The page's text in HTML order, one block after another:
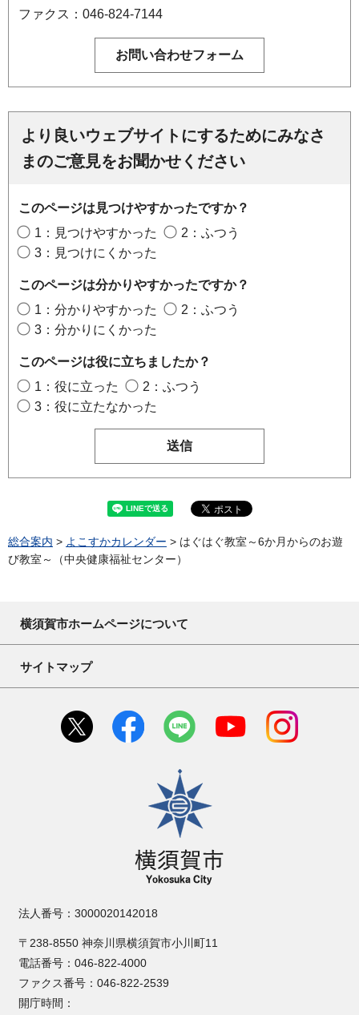
ファクス：046-824-7144
より良いウェブサイトにするためにみなさ
まのご意見をお聞かせください
このページは見つけやすかったですか？
1：見つけやすかった
2：ふつう
3：見つけにくかった
このページは分かりやすかったですか？
1：分かりやすかった
2：ふつう
3：分かりにくかった
このページは役に立ちましたか？
1：役に立った
2：ふつう
3：役に立たなかった
総合案内 > よこすかカレンダー > はぐはぐ教室～6か月からのお遊
び教室～（中央健康福祉センター）
横須賀市ホームページについて
サイトマップ
横須賀市
法人番号：3000020142018
〒238-8550 神奈川県横須賀市小川町11
電話番号：046-822-4000
ファクス番号：046-822-2539
開庁時間：